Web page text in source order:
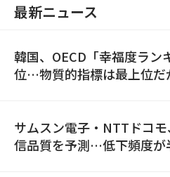
最新ニュース
韓国、OECD「幸福度ラン
位…物質的指標は最上位だ
サムスン電子・NTTドコ
信品質を予測…低下頻度が